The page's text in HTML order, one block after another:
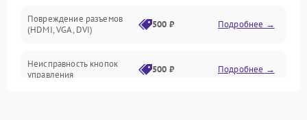
Повреждение разъемов
(HDMI, VGA, DVI)
500 ₽ Подробнее →
Неисправность кнопок
управления
500 ₽ Подробнее →